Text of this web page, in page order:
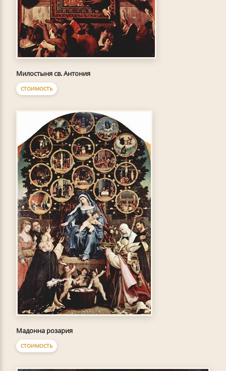
Милостыня св. Антония
СТОИМОСТЬ
Мадонна розария
СТОИМОСТЬ